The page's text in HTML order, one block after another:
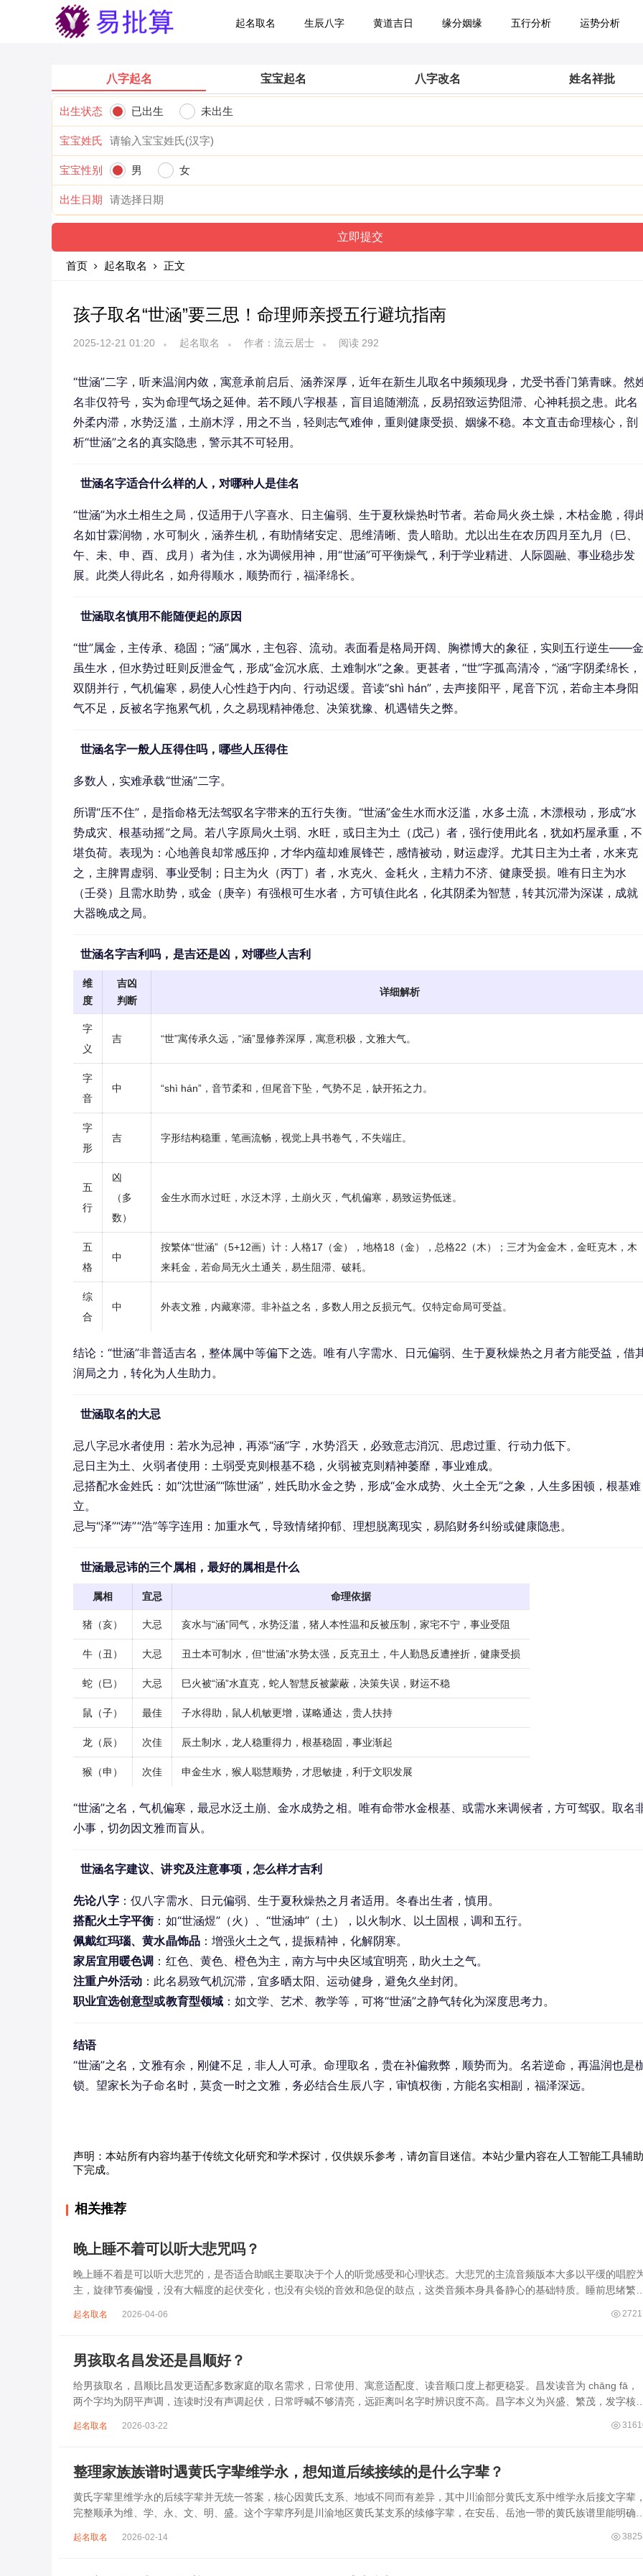
起名取名 生辰八字 黄道吉日 缘分姻缘 五行分析 运势分析
八字起名 宝宝起名 八字改名 姓名祥批
出生状态 已出生 未出生
宝宝姓氏
宝宝性别 男 女
出生日期
首页 起名取名 正文
孩子取名“世涵”要三思！命理师亲授五行避坑指南
2025-12-21 01:20 起名取名 作者：流云居士 阅读 292
“世涵”二字，听来温润内敛，寓意承前启后、涵养深厚，近年在新生儿取名中频频现身，尤受书香门第青睐。然
名非仅符号，实为命理气场之延伸。若不顾八字根基，盲目追随潮流，反易招致运势阻滞、心神耗损之患。此名
外柔内滞，水势泛滥，土崩木浮，用之不当，轻则志气难伸，重则健康受损、姻缘不稳。本文直击命理核心，剖
析“世涵”之名的真实隐患，警示其不可轻用。
世涵名字适合什么样的人，对哪种人是佳名
“世涵”为水土相生之局，仅适用于八字喜水、日主偏弱、生于夏秋燥热时节者。若命局火炎土燥，木枯金脆，得
名如甘霖润物，水可制火，涵养生机，有助情绪安定、思维清晰、贵人暗助。尤以出生在农历四月至九月（巳、
午、未、申、酉、戌月）者为佳，水为调候用神，用“世涵”可平衡燥气，利于学业精进、人际圆融、事业稳步发
展。此类人得此名，如舟得顺水，顺势而行，福泽绵长。
世涵取名慎用不能随便起的原因
“世”属金，主传承、稳固；“涵”属水，主包容、流动。表面看是格局开阔、胸襟博大的象征，实则五行逆生——
虽生水，但水势过旺则反泄金气，形成“金沉水底、土难制水”之象。更甚者，“世”字孤高清冷，“涵”字阴柔绵长，
双阴并行，气机偏寒，易使人心性趋于内向、行动迟缓。音读“shì hán”，去声接阳平，尾音下沉，若命主本身阳
气不足，反被名字拖累气机，久之易现精神倦怠、决策犹豫、机遇错失之弊。
世涵名字一般人压得住吗，哪些人压得住
多数人，实难承载“世涵”二字。
所谓“压不住”，是指命格无法驾驭名字带来的五行失衡。“世涵”金生水而水泛滥，水多土流，木漂根动，形成“水
势成灾、根基动摇”之局。若八字原局火土弱、水旺，或日主为土（戊己）者，强行使用此名，犹如朽屋承重，不
堪负荷。表现为：心地善良却常感压抑，才华内蕴却难展锋芒，感情被动，财运虚浮。尤其日主为土者，水来克
之，主脾胃虚弱、事业受制；日主为火（丙丁）者，水克火、金耗火，主精力不济、健康受损。唯有日主为水
（壬癸）且需水助势，或金（庚辛）有强根可生水者，方可镇住此名，化其阴柔为智慧，转其沉滞为深谋，成就
大器晚成之局。
世涵名字吉利吗，是吉还是凶，对哪些人吉利
维
度
吉凶
判断
详细解析
字
义
吉 “世”寓传承久远，“涵”显修养深厚，寓意积极，文雅大气。
字
音
中 “shì hán”，音节柔和，但尾音下坠，气势不足，缺开拓之力。
字
形
吉 字形结构稳重，笔画流畅，视觉上具书卷气，不失端庄。
五
行
凶
（多
数）
金生水而水过旺，水泛木浮，土崩火灭，气机偏寒，易致运势低迷。
五
格
中
按繁体“世涵”（5+12画）计：人格17（金），地格18（金），总格22（木）；三才为金金木，金旺克木，木
来耗金，若命局无火土通关，易生阻滞、破耗。
综
合
中 外表文雅，内藏寒滞。非补益之名，多数人用之反损元气。仅特定命局可受益。
结论：“世涵”非普适吉名，整体属中等偏下之选。唯有八字需水、日元偏弱、生于夏秋燥热之月者方能受益，借
润局之力，转化为人生助力。
世涵取名的大忌
忌八字忌水者使用：若水为忌神，再添“涵”字，水势滔天，必致意志消沉、思虑过重、行动力低下。
忌日主为土、火弱者使用：土弱受克则根基不稳，火弱被克则精神萎靡，事业难成。
忌搭配水金姓氏：如“沈世涵”“陈世涵”，姓氏助水金之势，形成“金水成势、火土全无”之象，人生多困顿，根基难
立。
忌与“泽”“涛”“浩”等字连用：加重水气，导致情绪抑郁、理想脱离现实，易陷财务纠纷或健康隐患。
世涵最忌讳的三个属相，最好的属相是什么
属相 宜忌 命理依据
猪（亥） 大忌 亥水与“涵”同气，水势泛滥，猪人本性温和反被压制，家宅不宁，事业受阻
牛（丑） 大忌 丑土本可制水，但“世涵”水势太强，反克丑土，牛人勤恳反遭挫折，健康受损
蛇（巳） 大忌 巳火被“涵”水直克，蛇人智慧反被蒙蔽，决策失误，财运不稳
鼠（子） 最佳 子水得助，鼠人机敏更增，谋略通达，贵人扶持
龙（辰） 次佳 辰土制水，龙人稳重得力，根基稳固，事业渐起
猴（申） 次佳 申金生水，猴人聪慧顺势，才思敏捷，利于文职发展
“世涵”之名，气机偏寒，最忌水泛土崩、金水成势之相。唯有命带水金根基、或需水来调候者，方可驾驭。取名
小事，切勿因文雅而盲从。
世涵名字建议、讲究及注意事项，怎么样才吉利
先论八字 ：仅八字需水、日元偏弱、生于夏秋燥热之月者适用。冬春出生者，慎用。
搭配火土字平衡 ：如“世涵煜”（火）、“世涵坤”（土），以火制水、以土固根，调和五行。
佩戴红玛瑙、黄水晶饰品：增强火土之气，提振精神，化解阴寒。
家居宜用暖色调 ：红色、黄色、橙色为主，南方与中央区域宜明亮，助火土之气。
注重户外活动 ：此名易致气机沉滞，宜多晒太阳、运动健身，避免久坐封闭。
职业宜选创意型或教育型领域：如文学、艺术、教学等，可将“世涵”之静气转化为深度思考力。
结语
“世涵”之名，文雅有余，刚健不足，非人人可承。命理取名，贵在补偏救弊，顺势而为。名若逆命，再温润也是
锁。望家长为子命名时，莫贪一时之文雅，务必结合生辰八字，审慎权衡，方能名实相副，福泽深远。
声明：本站所有内容均基于传统文化研究和学术探讨，仅供娱乐参考，请勿盲目迷信。本站少量内容在人工智能工具辅助
下完成。
相关推荐
晚上睡不着可以听大悲咒吗？
晚上睡不着是可以听大悲咒的，是否适合助眠主要取决于个人的听觉感受和心理状态。大悲咒的主流音频版本大多以平缓的唱腔
主，旋律节奏偏慢，没有大幅度的起伏变化，也没有尖锐的音效和急促的鼓点，这类音频本身具备静心的基础特质。睡前思绪繁
起名取名 2026-04-06
男孩取名昌发还是昌顺好？
给男孩取名，昌顺比昌发更适配多数家庭的取名需求，日常使用、寓意适配度、读音顺口度上都更稳妥。昌发读音为 chāng fā，
两个字均为阴平声调，连读时没有声调起伏，日常呼喊不够清亮，远距离叫名字时辨识度不高。昌字本义为兴盛、繁茂，发字核
起名取名 2026-03-22
整理家族族谱时遇黄氏字辈维学永，想知道后续接续的是什么字辈？
黄氏字辈里维学永的后续字辈并无统一答案，核心因黄氏支系、地域不同而有差异，其中川渝部分黄氏支系中维学永后接文字辈
完整顺承为维、学、永、文、明、盛。这个字辈序列是川渝地区黄氏某支系的续修字辈，在安岳、岳池一带的黄氏族谱里能明确
起名取名 2026-02-14